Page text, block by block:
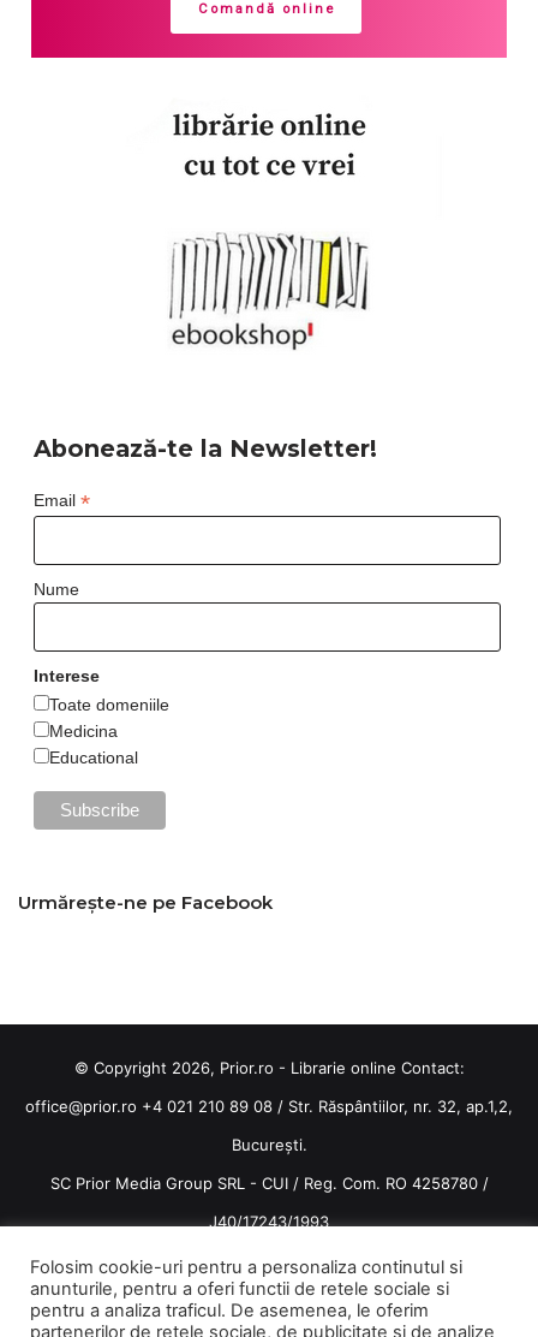
Comandă online
Abonează-te la Newsletter!
Email *
Nume
Interese
Toate domeniile
Medicina
Educational
Urmărește-ne pe Facebook
© Copyright 2026, Prior.ro - Librarie online Contact:
office@prior.ro +4 021 210 89 08 / Str. Răspântiilor, nr. 32, ap.1,2,
București.
SC Prior Media Group SRL - CUI / Reg. Com. RO 4258780 /
J40/17243/1993
Termeni și condiții/ Politica de confidentialitate
Terms and conditions
Folosim cookie-uri pentru a personaliza continutul si
anunturile, pentru a oferi functii de retele sociale si
pentru a analiza traficul. De asemenea, le oferim
partenerilor de retele sociale, de publicitate si de analize